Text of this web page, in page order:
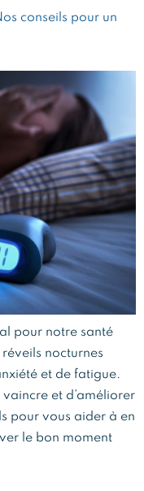
conseils pour un
pour notre santé
nocturnes
et de fatigue.
et d’améliorer
pour vous aider à en
le bon moment